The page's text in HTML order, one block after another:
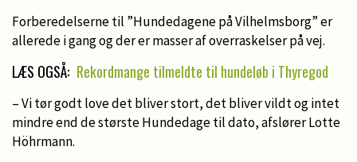
Forberedelserne til ”Hundedagene på Vilhelmsborg” er
allerede i gang og der er masser af overraskelser på vej.
LÆS OGSÅ: Rekordmange tilmeldte til hundeløb i Thyregod
– Vi tør godt love det bliver stort, det bliver vildt og intet
mindre end de største Hundedage til dato, afslører Lotte
Höhrmann.